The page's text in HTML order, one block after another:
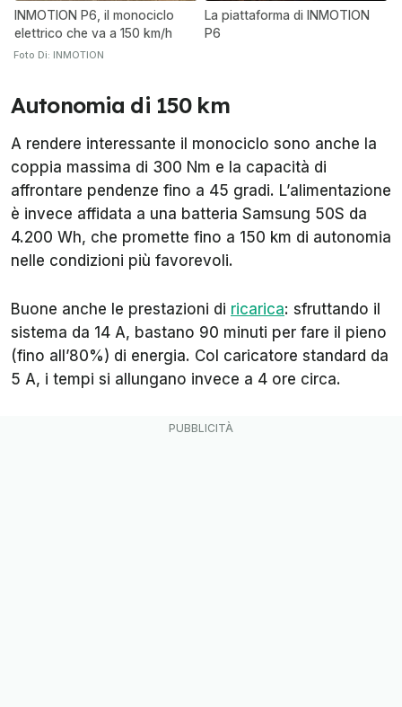
INMOTION P6, il monociclo
elettrico che va a 150 km/h
La piattaforma di INMOTION
P6
Foto Di: INMOTION
Autonomia di 150 km
A rendere interessante il monociclo sono anche la
coppia massima di 300 Nm e la capacità di
affrontare pendenze fino a 45 gradi. L’alimentazione
è invece affidata a una batteria Samsung 50S da
4.200 Wh, che promette fino a 150 km di autonomia
nelle condizioni più favorevoli.
Buone anche le prestazioni di ricarica: sfruttando il
sistema da 14 A, bastano 90 minuti per fare il pieno
(fino all’80%) di energia. Col caricatore standard da
5 A, i tempi si allungano invece a 4 ore circa.